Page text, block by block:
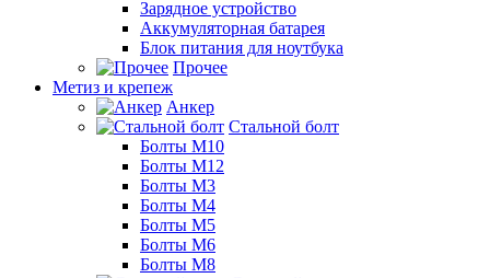
Зарядное устройство
Аккумуляторная батарея
Блок питания для ноутбука
Прочее
Метиз и крепеж
Анкер
Стальной болт
Болты М10
Болты М12
Болты М3
Болты М4
Болты М5
Болты М6
Болты М8